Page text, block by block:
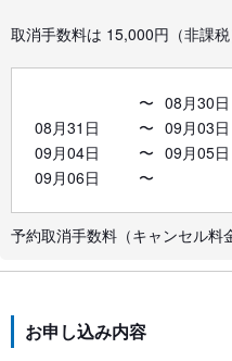
取消手数料は 15,000円（非課
〜 08月30日
08月31日
〜 09月03日
09月04日
〜 09月05日
09月06日
〜
予約取消手数料（キャンセル料
お申し込み内容